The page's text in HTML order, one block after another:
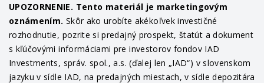
UPOZORNENIE. Tento materiál je marketingovým
oznámením. Skôr ako urobíte akékoľvek investičné
rozhodnutie, pozrite si predajný prospekt, štatút a dokument
s kľúčovými informáciami pre investorov fondov IAD
Investments, správ. spol., a.s. (ďalej len „IAD“) v slovenskom
jazyku v sídle IAD, na predajných miestach, v sídle depozitára